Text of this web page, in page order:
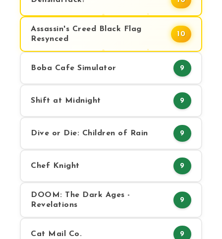
Assassin's Creed Black Flag
Resynced
10
Boba Cafe Simulator 9
Shift at Midnight 9
Dive or Die: Children of Rain 9
Chef Knight 9
DOOM: The Dark Ages -
Revelations
9
Cat Mail Co. 9